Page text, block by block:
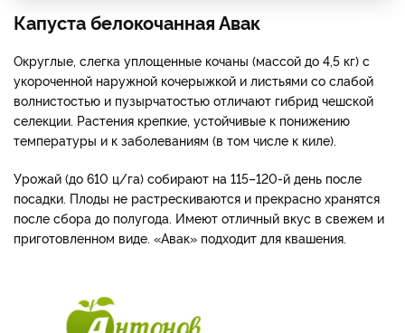
Капуста белокочанная Авак
Округлые, слегка уплощенные кочаны (массой до 4,5 кг) с
укороченной наружной кочерыжкой и листьями со слабой
волнистостью и пузырчатостью отличают гибрид чешской
селекции. Растения крепкие, устойчивые к понижению
температуры и к заболеваниям (в том числе к киле).
Урожай (до 610 ц/га) собирают на 115–120-й день после
посадки. Плоды не растрескиваются и прекрасно хранятся
после сбора до полугода. Имеют отличный вкус в свежем и
приготовленном виде. «Авак» подходит для квашения.